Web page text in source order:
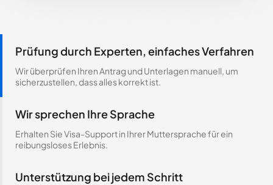
Prüfung durch Experten, einfaches Verfahren
Wir überprüfen Ihren Antrag und Unterlagen manuell, um
sicherzustellen, dass alles korrekt ist.
Wir sprechen Ihre Sprache
Erhalten Sie Visa-Support in Ihrer Muttersprache für ein
reibungsloses Erlebnis.
Unterstützung bei jedem Schritt